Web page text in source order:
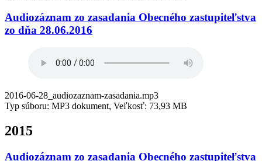
Audiozáznam zo zasadania Obecného zastupiteľstva
zo dňa 28.06.2016
2016-06-28_audiozaznam-zasadania.mp3
Typ súboru: MP3 dokument, Veľkosť: 73,93 MB
2015
Audiozáznam zo zasadania Obecného zastupiteľstva